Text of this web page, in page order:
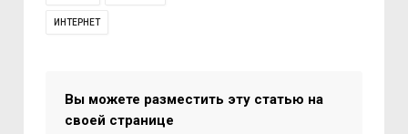
ИНТЕРНЕТ
Вы можете разместить эту статью на
своей странице